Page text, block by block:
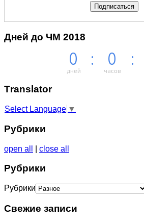
Дней до ЧМ 2018
0
дней
: 0
часов
:
Тranslator
Select Language ▼
Рубрики
open all close all
Рубрики
Рубрики
Свежие записи